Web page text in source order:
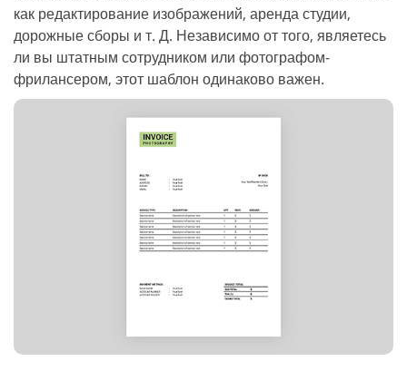
как редактирование изображений, аренда студии,
дорожные сборы и т. Д. Независимо от того, являетесь
ли вы штатным сотрудником или фотографом-
фрилансером, этот шаблон одинаково важен.